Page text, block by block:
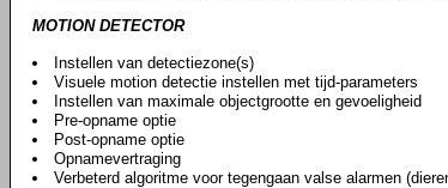
MOTION DETECTOR
Instellen van detectiezone(s)
Visuele motion detectie instellen met tijd-parameters
Instellen van maximale objectgrootte en gevoeligheid
Pre-opname optie
Post-opname optie
Opnamevertraging
Verbeterd algoritme voor tegengaan valse alarmen